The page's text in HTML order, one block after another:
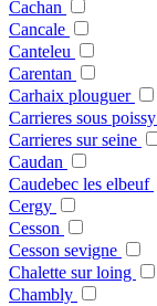
Cachan
Cancale
Canteleu
Carentan
Carhaix plouguer
Carrieres sous poissy
Carrieres sur seine
Caudan
Caudebec les elbeuf
Cergy
Cesson
Cesson sevigne
Chalette sur loing
Chambly